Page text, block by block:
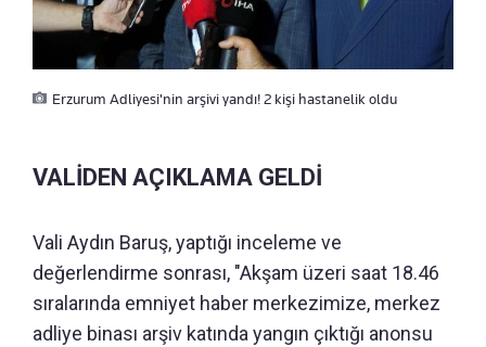
Erzurum Adliyesi'nin arşivi yandı! 2 kişi hastanelik oldu
VALİDEN AÇIKLAMA GELDİ
Vali Aydın Baruş, yaptığı inceleme ve
değerlendirme sonrası, "Akşam üzeri saat 18.46
sıralarında emniyet haber merkezimize, merkez
adliye binası arşiv katında yangın çıktığı anonsu